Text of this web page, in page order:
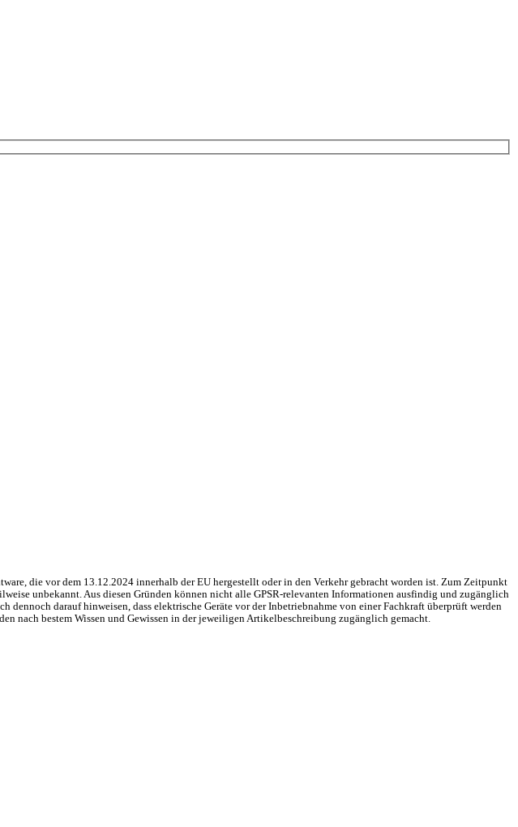
die vor dem 13.12.2024 innerhalb der EU hergestellt oder in den Verkehr gebracht worden ist. Zum Zeitpunkt
unbekannt. Aus diesen Gründen können nicht alle GPSR-relevanten Informationen ausfindig und zugänglich
darauf hinweisen, dass elektrische Geräte vor der Inbetriebnahme von einer Fachkraft überprüft werden
nach bestem Wissen und Gewissen in der jeweiligen Artikelbeschreibung zugänglich gemacht.